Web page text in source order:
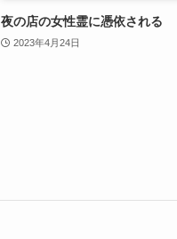
夜の店の女性霊に憑依される
2023年4月24日